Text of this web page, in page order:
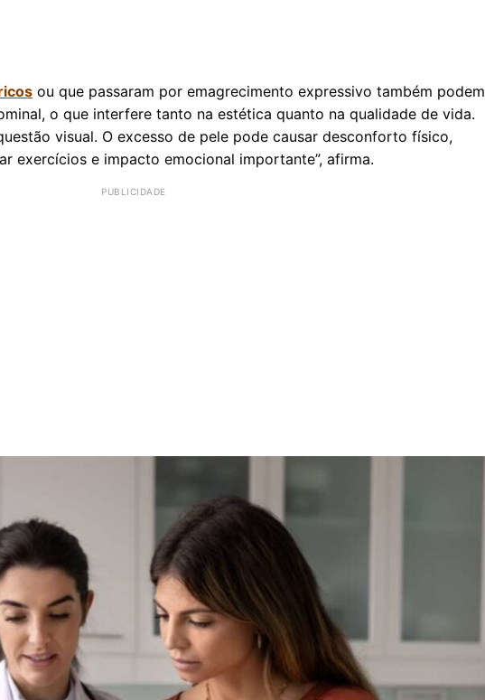
ou que passaram por emagrecimento expressivo também podem
o que interfere tanto na estética quanto na qualidade de vida.
visual. O excesso de pele pode causar desconforto físico,
exercícios e impacto emocional importante”, afirma.